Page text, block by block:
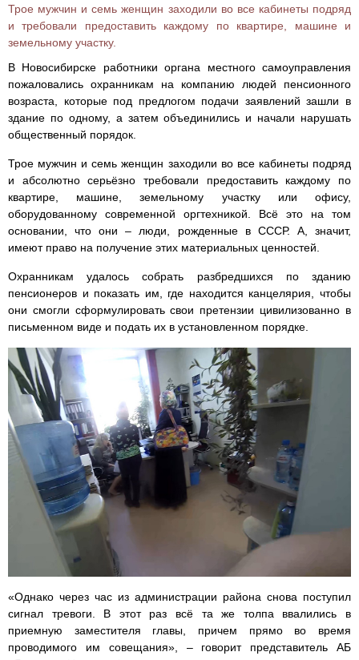
Трое мужчин и семь женщин заходили во все кабинеты подряд
и требовали предоставить каждому по квартире, машине и
земельному участку.
В Новосибирске работники органа местного самоуправления
пожаловались охранникам на компанию людей пенсионного
возраста, которые под предлогом подачи заявлений зашли в
здание по одному, а затем объединились и начали нарушать
общественный порядок.
Трое мужчин и семь женщин заходили во все кабинеты подряд
и абсолютно серьёзно требовали предоставить каждому по
квартире, машине, земельному участку или офису,
оборудованному современной оргтехникой. Всё это на том
основании, что они – люди, рожденные в СССР. А, значит,
имеют право на получение этих материальных ценностей.
Охранникам удалось собрать разбредшихся по зданию
пенсионеров и показать им, где находится канцелярия, чтобы
они смогли сформулировать свои претензии цивилизованно в
письменном виде и подать их в установленном порядке.
«Однако через час из администрации района снова поступил
сигнал тревоги. В этот раз всё та же толпа ввалились в
приемную заместителя главы, причем прямо во время
проводимого им совещания», – говорит представитель АБ